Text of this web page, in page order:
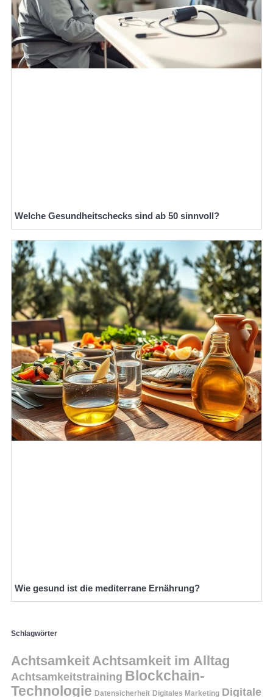
Welche Gesundheitschecks sind ab 50 sinnvoll?
Wie gesund ist die mediterrane Ernährung?
Schlagwörter
Achtsamkeit Achtsamkeit im Alltag
Achtsamkeitstraining Blockchain-
Technologie Datensicherheit Digitales Marketing Digitale